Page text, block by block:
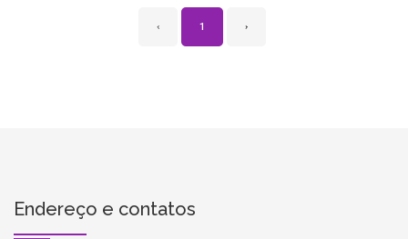
‹ 1 ›
Endereço e contatos